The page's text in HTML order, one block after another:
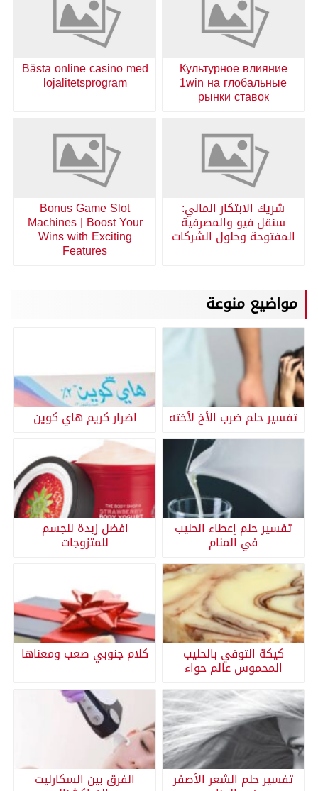
Культурное влияние
1win на глобальные
рынки ставок
Bästa online casino med
lojalitetsprogram
شريك الابتكار المالي:
سنقل فيو والمصرفية
المفتوحة وحلول الشركات
Bonus Game Slot
Machines | Boost Your
Wins with Exciting
Features
مواضيع منوعة
تفسير حلم ضرب الأخ لأخته اضرار كريم هاي كوين
تفسير حلم إعطاء الحليب
في المنام
افضل زبدة للجسم
للمتزوجات
كيكة التوفي بالحليب
المحموس عالم حواء
كلام جنوبي صعب ومعناها
تفسير حلم الشعر الأصفر الفرق بين السكارليت